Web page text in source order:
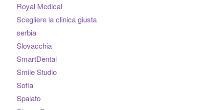
Royal Medical
Scegliere la clinica giusta
serbia
Slovacchia
SmartDental
Smile Studio
Sofia
Spalato